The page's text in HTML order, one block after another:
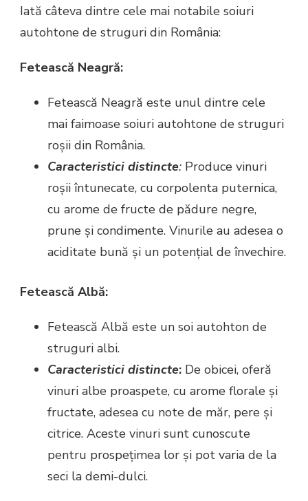
Iată câteva dintre cele mai notabile soiuri
autohtone de struguri din România:
Fetească Neagră:
Fetească Neagră este unul dintre cele
mai faimoase soiuri autohtone de struguri
roșii din România.
Caracteristici distincte: Produce vinuri
roșii întunecate, cu corpolenta puternica,
cu arome de fructe de pădure negre,
prune și condimente. Vinurile au adesea o
aciditate bună și un potențial de învechire.
Fetească Albă:
Fetească Albă este un soi autohton de
struguri albi.
Caracteristici distincte: De obicei, oferă
vinuri albe proaspete, cu arome florale și
fructate, adesea cu note de măr, pere și
citrice. Aceste vinuri sunt cunoscute
pentru prospețimea lor și pot varia de la
seci la demi-dulci.